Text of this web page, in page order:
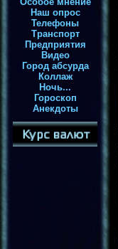
Наш опрос
Телефоны
Транспорт
Предприятия
Видео
Город абсурда
Коллаж
Ночь...
Гороскоп
Анекдоты